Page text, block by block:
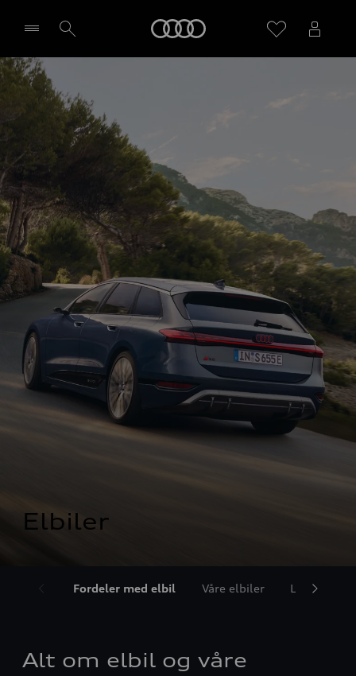
Velg forhandler
Elbiler
Fordeler med elbil Våre elbiler Lade elbil
Alt om elbil og våre